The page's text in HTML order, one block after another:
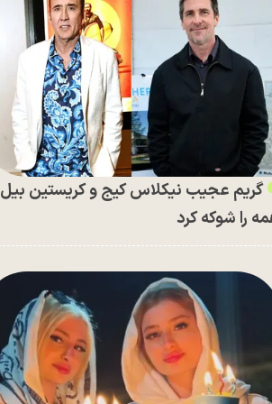
گریم عجیب نیکلاس کیج و کریستین بیل
را شوکه کرد